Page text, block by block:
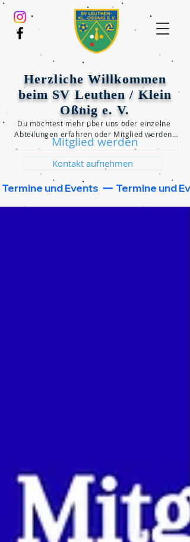
Herzliche Willkommen
beim SV Leuthen / Klein
Oßnig e. V.
Du möchtest mehr über uns oder einzelne
Abteilungen erfahren oder Mitglied werden?
Dann klicke einen der beiden unten
schnellstmöglich bei dir melden!
Mitglied werden
Kontakt aufnehmen
Termine und Events